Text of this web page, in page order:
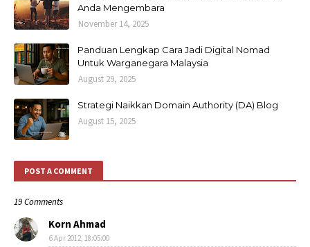
Anda Mengembara
November 14, 2025
Panduan Lengkap Cara Jadi Digital Nomad
Untuk Warganegara Malaysia
August 29, 2025
Strategi Naikkan Domain Authority (DA) Blog
August 15, 2025
POST A COMMENT
19 Comments
Korn Ahmad
6 Apr 2012, 18:05:00